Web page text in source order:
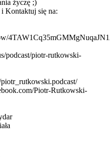
życzę ;)
Kontaktuj się na:
podcast/piotr-rutkowski-
Piotr-Rutkowski-